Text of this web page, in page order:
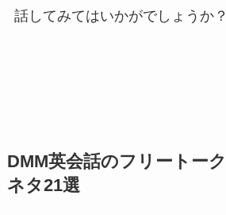
話してみてはいかがでしょうか？
DMM英会話のフリートー
ネタ21選